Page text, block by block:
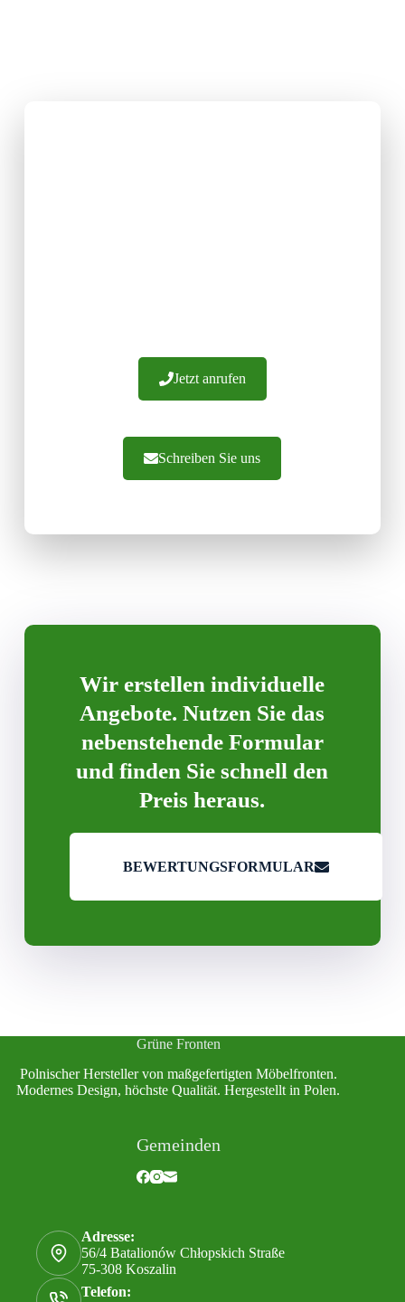
Jetzt anrufen
Schreiben Sie uns
Wir erstellen individuelle
Angebote. Nutzen Sie das
nebenstehende Formular
und finden Sie schnell den
Preis heraus.
BEWERTUNGSFORMULAR
Grüne Fronten
Polnischer Hersteller von maßgefertigten Möbelfronten.
Modernes Design, höchste Qualität. Hergestellt in Polen.
Gemeinden
Adresse:
56/4 Batalionów Chłopskich Straße
75-308 Koszalin
Telefon: